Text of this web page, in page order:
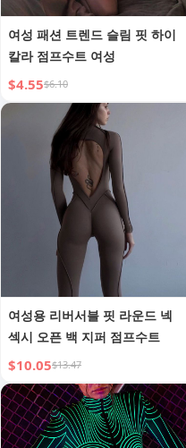
여성 패션 트렌드 슬림 핏 하이
칼라 점프수트 여성
$4.55$6.10
여성용 리버서블 핏 라운드 넥
섹시 오픈 백 지퍼 점프수트
$10.05$13.47